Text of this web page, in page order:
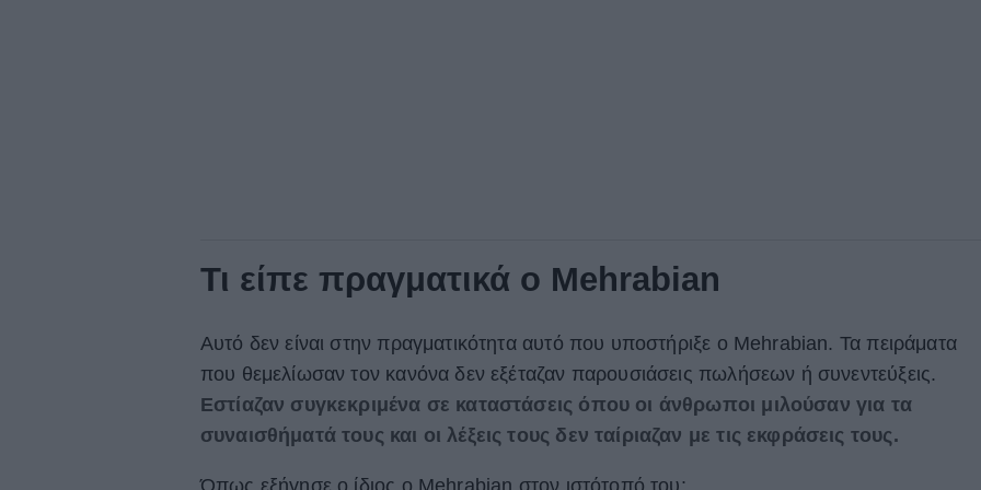
Τι είπε πραγματικά ο Mehrabian
Αυτό δεν είναι στην πραγματικότητα αυτό που υποστήριξε ο Mehrabian. Τα πειράματα
που θεμελίωσαν τον κανόνα δεν εξέταζαν παρουσιάσεις πωλήσεων ή συνεντεύξεις.
Εστίαζαν συγκεκριμένα σε καταστάσεις όπου οι άνθρωποι μιλούσαν για τα
συναισθήματά τους και οι λέξεις τους δεν ταίριαζαν με τις εκφράσεις τους.
Όπως εξήγησε ο ίδιος ο Mehrabian στον ιστότοπό του: